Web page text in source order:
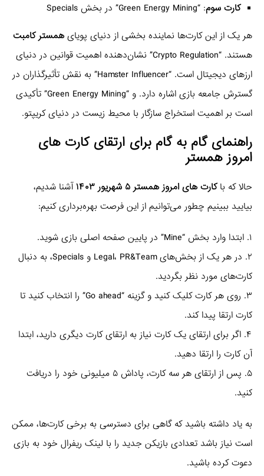
کارت سوم: “Green Energy Mining” در بخش Specials
هر یک از این کارت‌ها نماینده بخشی از دنیای پویای همستر کامبت
هستند. “Crypto Regulation” نشان‌دهنده اهمیت قوانین در دنیای
ارزهای دیجیتال است. “Hamster Influencer” به نقش تأثیرگذاران در
گسترش جامعه بازی اشاره دارد. و “Green Energy Mining” تأکیدی
است بر اهمیت استخراج سازگار با محیط زیست در دنیای کریپتو.
راهنمای گام به گام برای ارتقای کارت های
امروز همستر
حالا که باکارت های امروز همستر ۵ شهریور ۱۴۰۳
آشنا شدیم،
بیایید ببینیم چطور می‌توانیم از این فرصت بهره‌برداری کنیم:
۱. ابتدا وارد بخش “Mine” در پایین صفحه اصلی بازی شوید.
۲. در هر یک از بخش‌های Legal، PR&Team و Specials، به دنبال
کارت‌های مورد نظر بگردید.
۳. روی هر کارت کلیک کنید و گزینه “Go ahead” را انتخاب کنید تا
کارت ارتقا پیدا کند.
۴. اگر برای ارتقای یک کارت نیاز به ارتقای کارت دیگری دارید، ابتدا
آن کارت را ارتقا دهید.
۵. پس از ارتقای هر سه کارت، پاداش ۵ میلیونی خود را دریافت
کنید.
به یاد داشته باشید که گاهی برای دسترسی به برخی کارت‌ها، ممکن
است نیاز باشد تعدادی بازیکن جدید را با لینک ریفرال خود به بازی
دعوت کرده باشید.